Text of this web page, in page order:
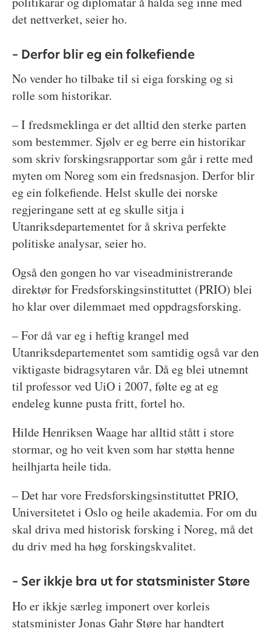
det nettverket, seier ho.
– Derfor blir eg ein folkefiende
No vender ho tilbake til si eiga forsking og si
rolle som historikar.
– I fredsmeklinga er det alltid den sterke parten
som bestemmer. Sjølv er eg berre ein historikar
som skriv forskingsrapportar som går i rette med
myten om Noreg som ein fredsnasjon. Derfor blir
eg ein folkefiende. Helst skulle dei norske
regjeringane sett at eg skulle sitja i
Utanriksdepartementet for å skriva perfekte
politiske analysar, seier ho.
Også den gongen ho var viseadministrerande
direktør for Fredsforskingsinstituttet (PRIO) blei
ho klar over dilemmaet med oppdragsforsking.
– For då var eg i heftig krangel med
Utanriksdepartementet som samtidig også var den
viktigaste bidragsytaren vår. Då eg blei utnemnt
til professor ved UiO i 2007, følte eg at eg
endeleg kunne pusta fritt, fortel ho.
Hilde Henriksen Waage har alltid stått i store
stormar, og ho veit kven som har støtta henne
heilhjarta heile tida.
– Det har vore Fredsforskingsinstituttet PRIO,
Universitetet i Oslo og heile akademia. For om du
skal driva med historisk forsking i Noreg, må det
du driv med ha høg forskingskvalitet.
– Ser ikkje bra ut for statsminister Støre
Ho er ikkje særleg imponert over korleis
statsminister Jonas Gahr Støre har handtert